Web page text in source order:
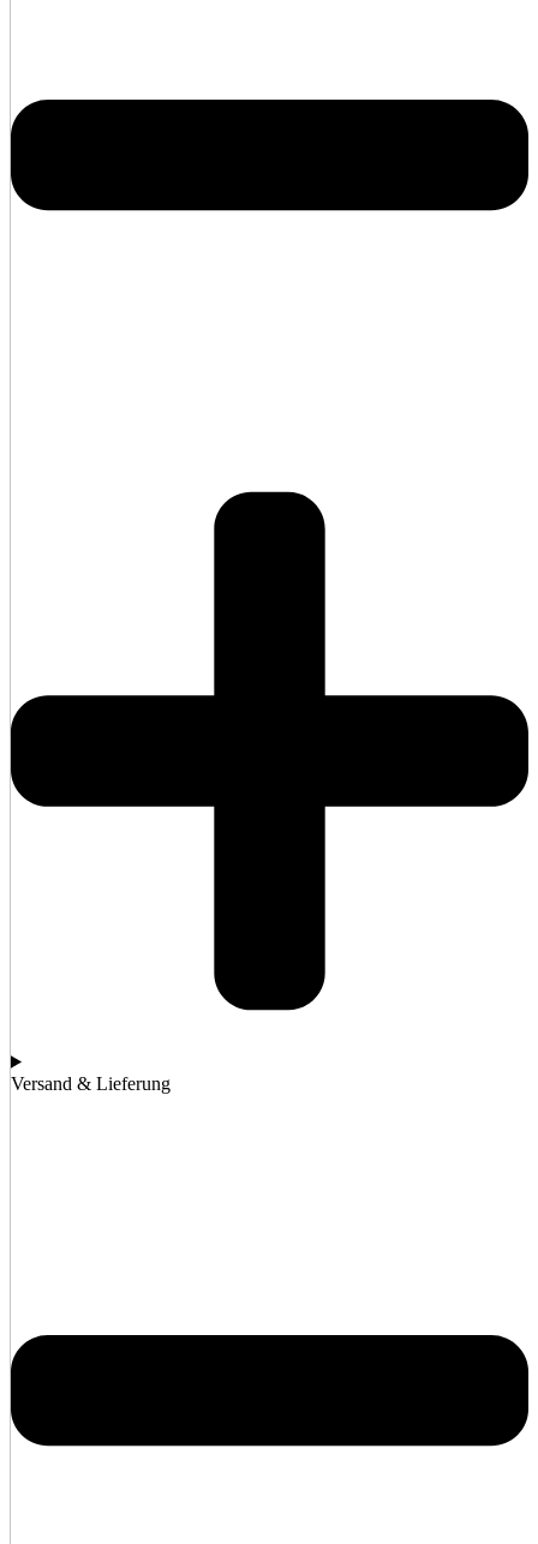
Versand & Lieferung